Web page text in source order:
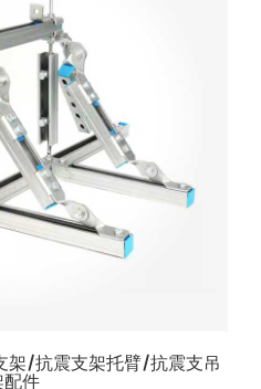
架/抗震支架托臂/抗震支吊
配件